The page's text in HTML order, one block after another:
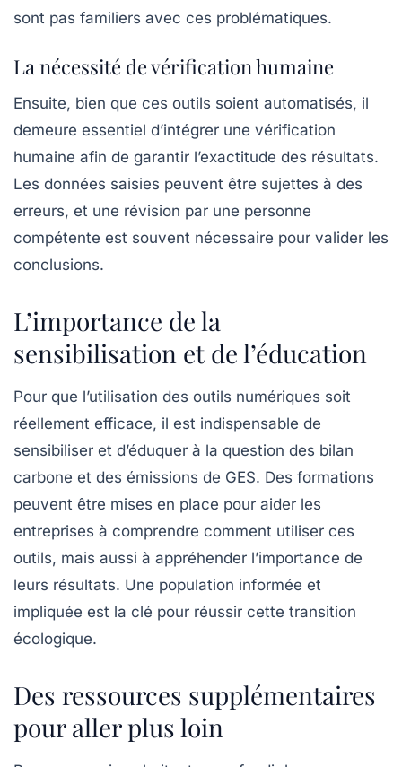
sont pas familiers avec ces problématiques.
La nécessité de vérification humaine
Ensuite, bien que ces outils soient automatisés, il
demeure essentiel d’intégrer une vérification
humaine afin de garantir l’exactitude des résultats.
Les données saisies peuvent être sujettes à des
erreurs, et une révision par une personne
compétente est souvent nécessaire pour valider les
conclusions.
L’importance de la
sensibilisation et de l’éducation
Pour que l’utilisation des outils numériques soit
réellement efficace, il est indispensable de
sensibiliser et d’éduquer à la question des bilan
carbone et des émissions de GES. Des formations
peuvent être mises en place pour aider les
entreprises à comprendre comment utiliser ces
outils, mais aussi à appréhender l’importance de
leurs résultats. Une population informée et
impliquée est la clé pour réussir cette transition
écologique.
Des ressources supplémentaires
pour aller plus loin